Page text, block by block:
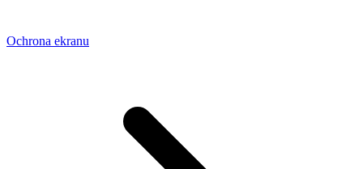
Ochrona ekranu